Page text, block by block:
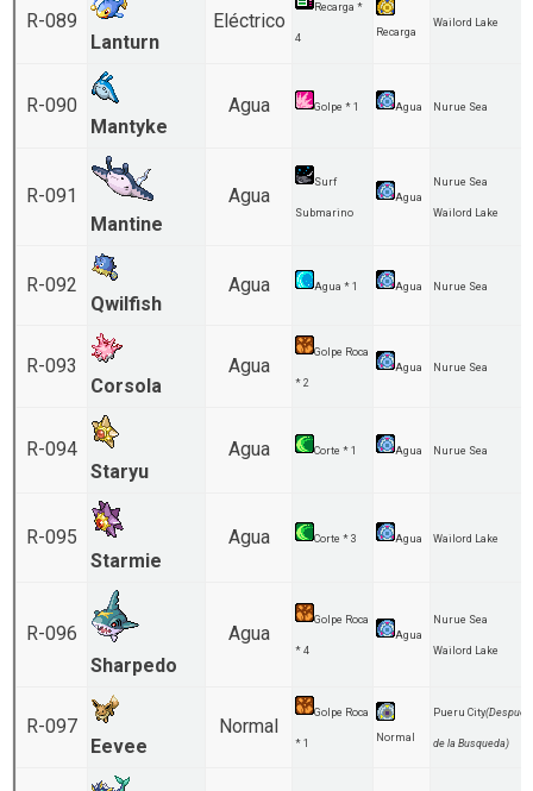
R-089
Lanturn
Eléctrico
Recarga *
4 Recarga
Wailord Lake
R-090
Mantyke
Agua Golpe * 1 Agua Nurue Sea
R-091
Mantine
Agua
Surf
Submarino
Agua
Nurue Sea
Wailord Lake
R-092
Qwilfish
Agua Agua * 1 Agua Nurue Sea
R-093
Corsola
Agua
Golpe Roca
* 2
Agua Nurue Sea
R-094
Staryu
Agua Corte * 1 Agua Nurue Sea
R-095
Starmie
Agua Corte * 3 Agua Wailord Lake
R-096
Sharpedo
Agua
Golpe Roca
* 4
Agua
Nurue Sea
Wailord Lake
R-097
Eevee
Normal
Golpe Roca
* 1 Normal
Pueru City(Despues
de la Busqueda)